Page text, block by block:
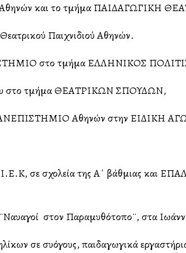
Αθηνών και το τμήμα ΠΑΙΔΑΓΩΓΙΚΗ
Παιχνιδιού Αθηνών.
στο τμήμα ΕΛΛΗΝΙΚΟΣ
στο τμήμα ΘΕΑΤΡΙΚΩΝ ΣΠΟΥΔΩΝ,
Αθηνών στην ΕΙΔΙΚΗ
σε σχολεία της Α΄ βάθμιας και
στον Παραμυθότοπο¨, στα
σε συλλόγους, παιδαγωγικά